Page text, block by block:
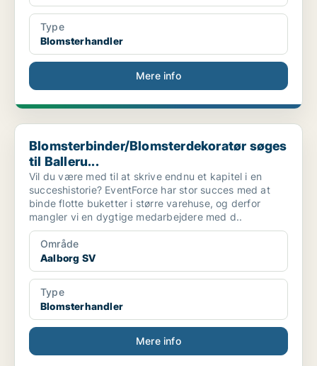
Type
Blomsterhandler
Mere info
Blomsterbinder/Blomsterdekoratør søges til Balleru...
Blomsterbinder/Blomsterdekoratør søges
til Balleru...
Vil du være med til at skrive endnu et kapitel i en
succeshistorie? EventForce har stor succes med at
binde flotte buketter i større varehuse, og derfor
mangler vi en dygtige medarbejdere med d..
Område
Aalborg SV
Type
Blomsterhandler
Mere info